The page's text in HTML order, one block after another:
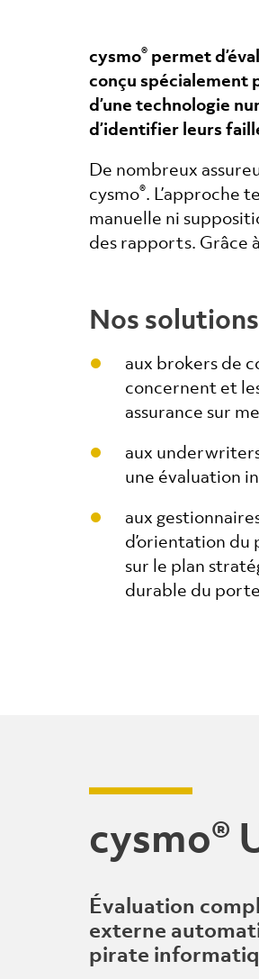
cysmo® permet
conçu spécialement
d’une technologie
d’identifier leurs
De nombreux
cysmo®. L’approche
manuelle ni
des rapports. Grâce
Nos
aux brokers de
concernent et
assurance sur
aux
une évaluation
aux
d’orientation
sur le plan
durable du
cysmo®
Évaluation
externe
pirate